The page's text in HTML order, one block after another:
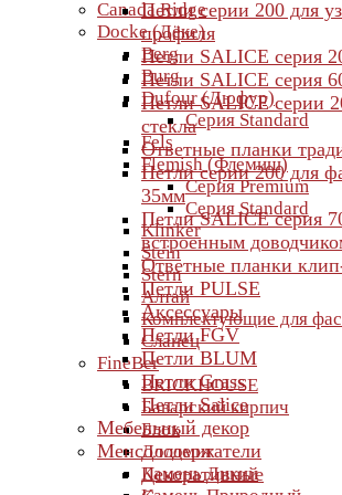
Canada Ridge
Docke (Дёке)
Berg
Burg
Dufour (Дюфур)
Серия Standard
Fels
Flemish (Флемиш)
Серия Premium
Серия Standard
Klinker
Stein
Stern
Алтай
Комплектующие для
Сланец
FineBer
BRICKHOUSE
Баварский кирпич
Блок
Доломит
Камень Дикий
Петли серии 200 для
профиля
Петли SALICE серия
Петли SALICE серия
Петли SALICE серии
стекла
Ответные планки
Петли серии 200 для
35мм
Петли SALICE серия
встроенным
Ответные планки
Петли PULSE
Аксессуары
Петли FGV
Петли BLUM
Петли Grass
Петли Salice
Мебельный декор
Менсолодержатели
Декоративные